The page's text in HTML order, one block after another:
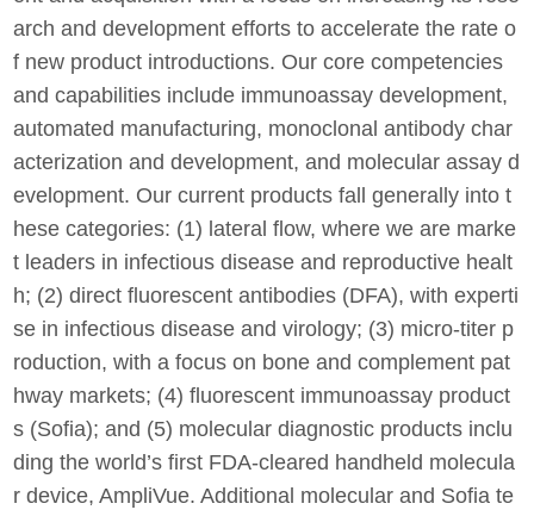
arch and development efforts to accelerate the rate o
f new product introductions. Our core competencies
and capabilities include immunoassay development,
automated manufacturing, monoclonal antibody char
acterization and development, and molecular assay d
evelopment. Our current products fall generally into t
hese categories: (1) lateral flow, where we are marke
t leaders in infectious disease and reproductive healt
h; (2) direct fluorescent antibodies (DFA), with experti
se in infectious disease and virology; (3) micro-titer p
roduction, with a focus on bone and complement pat
hway markets; (4) fluorescent immunoassay product
s (Sofia); and (5) molecular diagnostic products inclu
ding the world’s first FDA-cleared handheld molecula
r device, AmpliVue. Additional molecular and Sofia te